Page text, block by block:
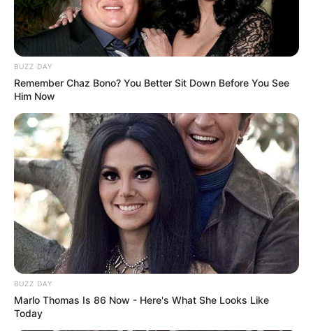
BUZZ DAY
Remember Chaz Bono? You Better Sit Down Before You See
Him Now
BUZZ DAY
Marlo Thomas Is 86 Now - Here's What She Looks Like
Today